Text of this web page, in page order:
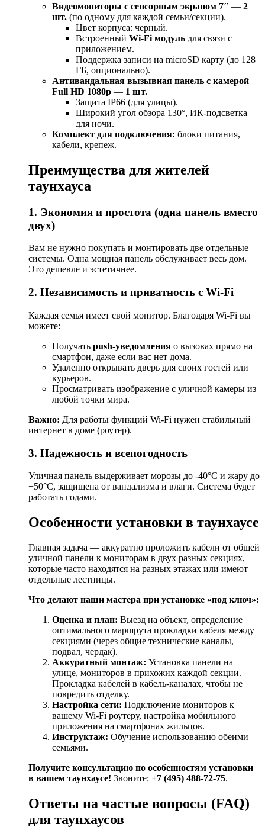
Видеомониторы с сенсорным экраном 7″ — 2
шт. (по одному для каждой семьи/секции).
Цвет корпуса: черный.
Встроенный Wi-Fi модуль для связи с
приложением.
Поддержка записи на microSD карту (до 128
ГБ, опционально).
Антивандальная вызывная панель с камерой
Full HD 1080p — 1 шт.
Защита IP66 (для улицы).
Широкий угол обзора 130°, ИК-подсветка
для ночи.
Комплект для подключения: блоки питания,
кабели, крепеж.
Преимущества для жителей
таунхауса
1. Экономия и простота (одна панель вместо
двух)
Вам не нужно покупать и монтировать две отдельные
системы. Одна мощная панель обслуживает весь дом.
Это дешевле и эстетичнее.
2. Независимость и приватность с Wi-Fi
Каждая семья имеет свой монитор. Благодаря Wi-Fi вы
можете:
Получать push-уведомления о вызовах прямо на
смартфон, даже если вас нет дома.
Удаленно открывать дверь для своих гостей или
курьеров.
Просматривать изображение с уличной камеры из
любой точки мира.
Важно: Для работы функций Wi-Fi нужен стабильный
интернет в доме (роутер).
3. Надежность и всепогодность
Уличная панель выдерживает морозы до -40°C и жару до
+50°C, защищена от вандализма и влаги. Система будет
работать годами.
Особенности установки в таунхаусе
Главная задача — аккуратно проложить кабели от общей
уличной панели к мониторам в двух разных секциях,
которые часто находятся на разных этажах или имеют
отдельные лестницы.
Что делают наши мастера при установке «под ключ»:
Оценка и план: Выезд на объект, определение
оптимального маршрута прокладки кабеля между
секциями (через общие технические каналы,
подвал, чердак).
Аккуратный монтаж: Установка панели на
улице, мониторов в прихожих каждой секции.
Прокладка кабелей в кабель-каналах, чтобы не
повредить отделку.
Настройка сети: Подключение мониторов к
вашему Wi-Fi роутеру, настройка мобильного
приложения на смартфонах жильцов.
Инструктаж: Обучение использованию обеими
семьями.
Получите консультацию по особенностям установки
в вашем таунхаусе! Звоните: +7 (495) 488-72-75.
Ответы на частые вопросы (FAQ)
для таунхаусов